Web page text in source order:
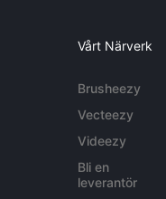
Vårt Närverk
Brusheezy
Vecteezy
Videezy
Bli en
leverantör